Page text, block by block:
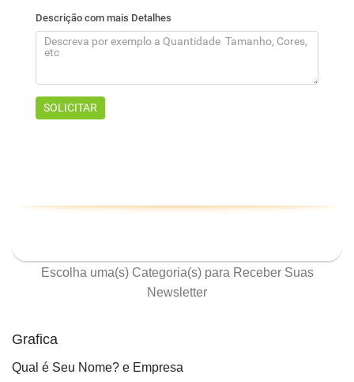
Escolha uma(s) Categoria(s) para Receber Suas
Newsletter
Grafica
Qual é Seu Nome? e Empresa